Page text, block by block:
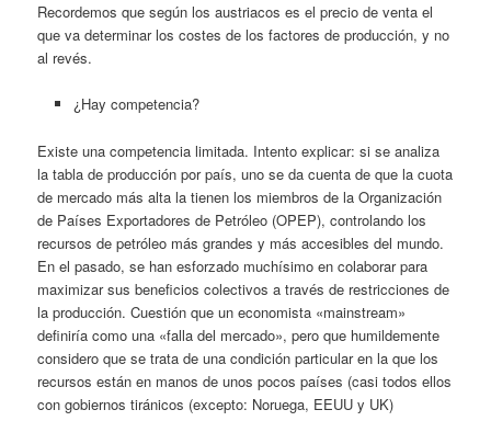
Recordemos que según los austriacos es el precio de venta el
que va determinar los costes de los factores de producción, y no
al revés.
¿Hay competencia?
Existe una competencia limitada. Intento explicar: si se analiza
la tabla de producción por país, uno se da cuenta de que la cuota
de mercado más alta la tienen los miembros de la Organización
de Países Exportadores de Petróleo (OPEP), controlando los
recursos de petróleo más grandes y más accesibles del mundo.
En el pasado, se han esforzado muchísimo en colaborar para
maximizar sus beneficios colectivos a través de restricciones de
la producción. Cuestión que un economista «mainstream»
definiría como una «falla del mercado», pero que humildemente
considero que se trata de una condición particular en la que los
recursos están en manos de unos pocos países (casi todos ellos
con gobiernos tiránicos (excepto: Noruega, EEUU y UK)